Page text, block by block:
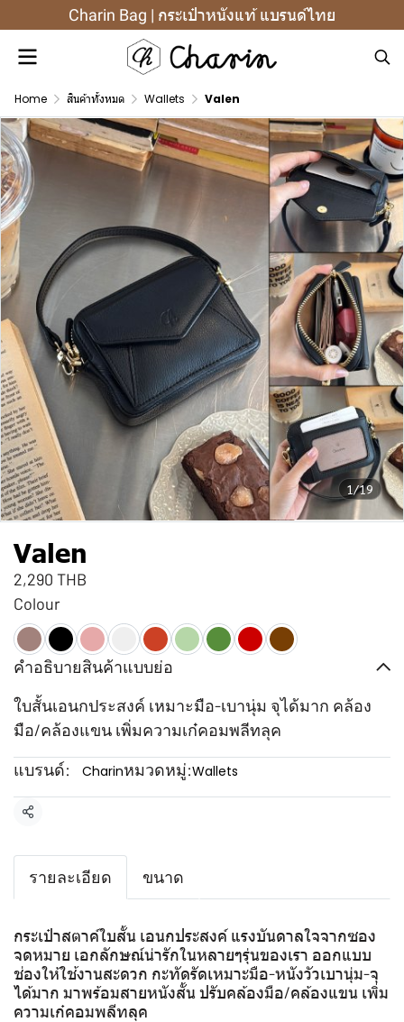
Charin Bag | กระเป๋าหนังแท้ แบรนด์ไทย
Home สินค้าทั้งหมด Wallets Valen
1/19
Valen
2,290 THB
Colour
คำอธิบายสินค้าแบบย่อ
ใบสั้นเอนกประสงค์ เหมาะมือ-เบานุ่ม จุได้มาก คล้อง
มือ/คล้องแขน เพิ่มความเก๋คอมพลีทลุค
แบรนด์:
Charinหมวดหมู่:Wallets
แชร์
รายละเอียด ขนาด
กระเป๋าสตาค์ใบสั้น เอนกประสงค์ แรงบันดาลใจจากซอง
จดหมาย เอกลักษณ์น่ารักในหลายๆรุ่นของเรา ออกแบบ
ช่องให้ใช้งานสะดวก กะทัดรัดเหมาะมือ-หนังวัวเบานุ่ม-จุ
ได้มาก มาพร้อมสายหนังสั้น ปรับคล้องมือ/คล้องแขน เพิ่ม
ความเก๋คอมพลีทลุค